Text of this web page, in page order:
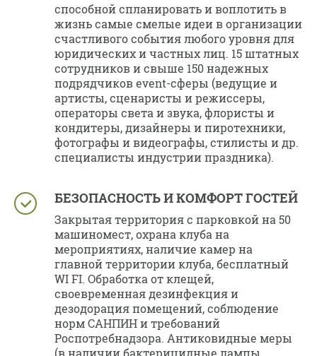
способной спланировать и воплотить в
жизнь самые смелые идеи в организации
счастливого события любого уровня для
юридических и частных лиц. 15 штатных
сотрудников и свыше 150 надежных
подрядчиков event-сферы (ведущие и
артисты, сценаристы и режиссеры,
операторы света и звука, флористы и
кондитеры, дизайнеры и пиротехники,
фотографы и видеографы, стилисты и др.
специалисты индустрии праздника).
БЕЗОПАСНОСТЬ И КОМФОРТ ГОСТЕЙ
Закрытая территория с парковкой на 50
машиномест, охрана клуба на
мероприятиях, наличие камер на
главной территории клуба, бесплатный
WI FI. Обработка от клещей,
своевременная дезинфекция и
дезодорация помещений, соблюдение
норм САНПИН и требований
Роспотребнадзора. Антиковидные меры
(в наличии бактерицидные лампы,